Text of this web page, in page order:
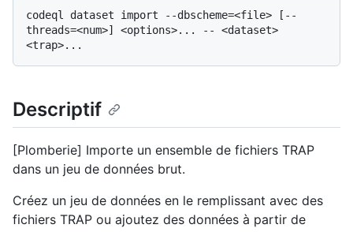
codeql dataset import --dbscheme=<file> [--
threads=<num>] <options>... -- <dataset>
Descriptif
[Plomberie] Importe un ensemble de fichiers TRAP
dans un jeu de données brut.
Créez un jeu de données en le remplissant avec des
fichiers TRAP ou ajoutez des données à partir de